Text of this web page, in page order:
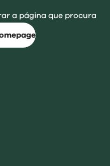
a página que procura